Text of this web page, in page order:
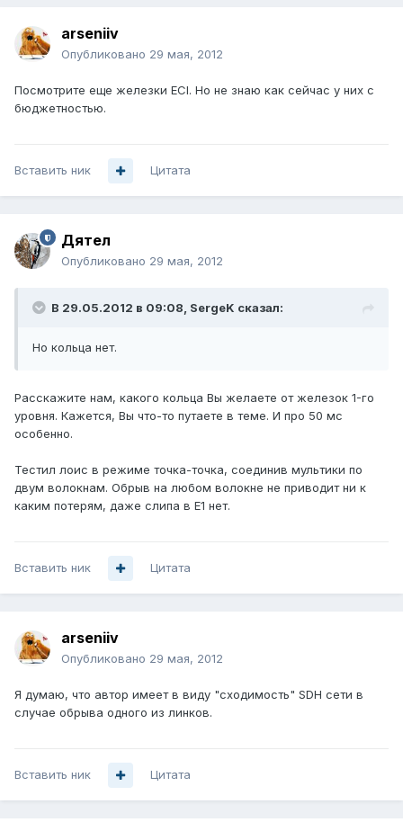
arseniiv
Опубликовано 29 мая, 2012
Посмотрите еще железки ECI. Но не знаю как сейчас у них с
бюджетностью.
Вставить ник Цитата
Дятел
Опубликовано 29 мая, 2012
В 29.05.2012 в 09:08, SergeK сказал:
Но кольца нет.
Расскажите нам, какого кольца Вы желаете от железок 1-го
уровня. Кажется, Вы что-то путаете в теме. И про 50 мс
особенно.
Тестил лоис в режиме точка-точка, соединив мультики по
двум волокнам. Обрыв на любом волокне не приводит ни к
каким потерям, даже слипа в Е1 нет.
Вставить ник Цитата
arseniiv
Опубликовано 29 мая, 2012
Я думаю, что автор имеет в виду "сходимость" SDH сети в
случае обрыва одного из линков.
Вставить ник Цитата